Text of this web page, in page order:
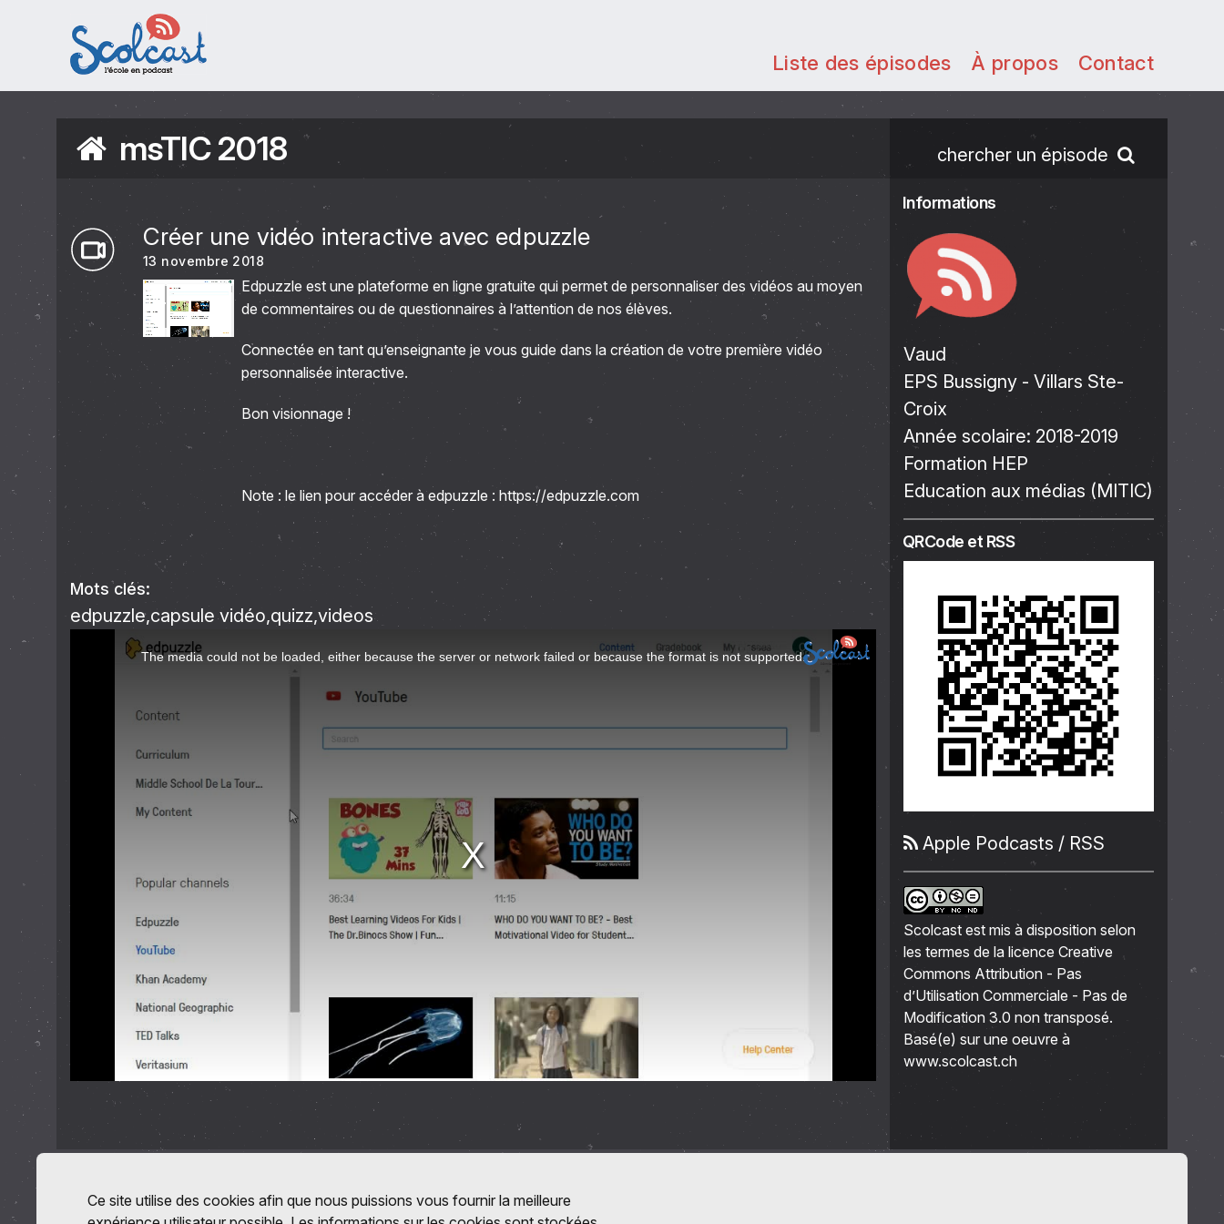
Aller au contenu principal
Liste des épisodes À propos Contact
msTIC 2018 chercher un épisode
Créer une vidéo interactive avec edpuzzle
13 novembre 2018
Edpuzzle est une plateforme en ligne gratuite qui permet de personnaliser des vidéos au moyen
de commentaires ou de questionnaires à l’attention de nos élèves.
Connectée en tant qu’enseignante je vous guide dans la création de votre première vidéo
personnalisée interactive.
Bon visionnage !
Note : le lien pour accéder à edpuzzle : https://edpuzzle.com
Mots clés:
edpuzzle capsule vidéo quizz videos
The media could not be loaded, either because the server or network failed or because the format is not supported.
Informations
Vaud
EPS Bussigny - Villars Ste-
Croix
Année scolaire: 2018-2019
Formation HEP
Education aux médias (MITIC)
QRCode et RSS
Apple Podcasts / RSS
Scolcast est mis à disposition selon
les termes de la licence Creative
Commons Attribution - Pas
d’Utilisation Commerciale - Pas de
Modification 3.0 non transposé.
Basé(e) sur une oeuvre à
www.scolcast.ch
Ce site utilise des cookies afin que nous puissions vous fournir la meilleure